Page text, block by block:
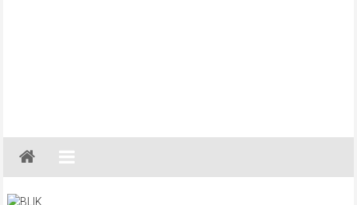
Gazeta
Regionalna
Częstochowa,